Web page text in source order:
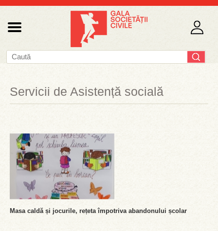
Servicii de Asistență socială
Masa caldă și jocurile, rețeta împotriva abandonului școlar